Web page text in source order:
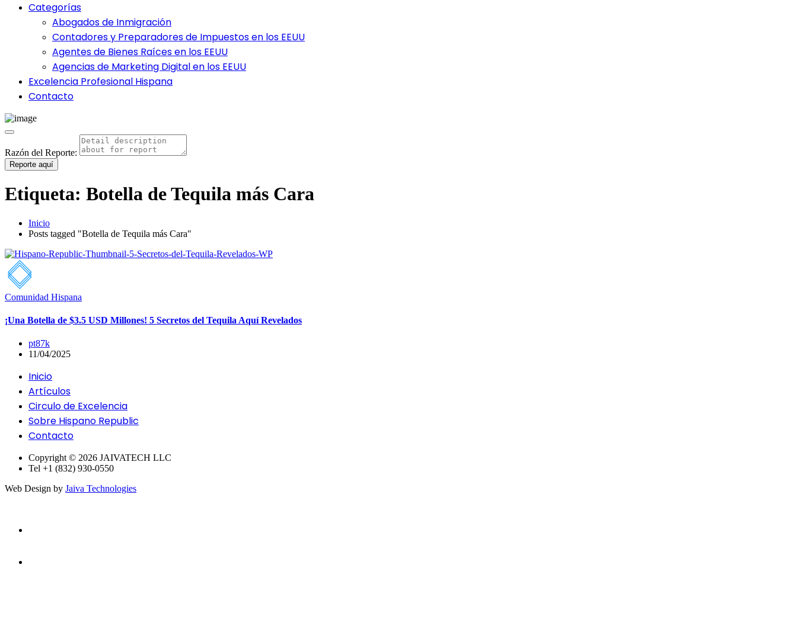
Categorías
Abogados de Inmigración
Contadores y Preparadores de Impuestos en los EEUU
Agentes de Bienes Raíces en los EEUU
Agencias de Marketing Digital en los EEUU
Excelencia Profesional Hispana
Contacto
Razón del Reporte:
Reporte aquí
Etiqueta: Botella de Tequila más Cara
Inicio
Posts tagged "Botella de Tequila más Cara"
Comunidad Hispana
¡Una Botella de $3.5 USD Millones! 5 Secretos del Tequila Aquí Revelados
pt87k
11/04/2025
Inicio
Artículos
Circulo de Excelencia
Sobre Hispano Republic
Contacto
Copyright © 2026 JAIVATECH LLC
Tel +1 (832) 930-0550
Web Design by Jaiva Technologies